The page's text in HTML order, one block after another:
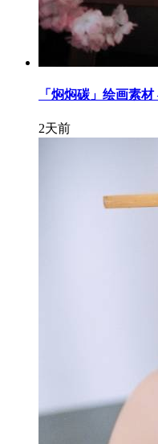
「焖焖碳」绘画素
2天前